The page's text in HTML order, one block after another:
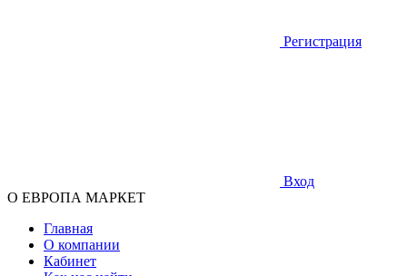
Регистрация
Вход
О ЕВРОПА МАРКЕТ
Главная
О компании
Кабинет